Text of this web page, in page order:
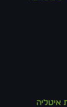
איטליה